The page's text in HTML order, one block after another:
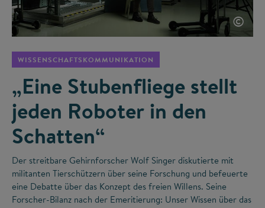
©
WISSENSCHAFTSKOMMUNIKATION
„Eine Stubenfliege stellt
jeden Roboter in den
Schatten“
Der streitbare Gehirnforscher Wolf Singer diskutierte mit
militanten Tierschützern über seine Forschung und befeuerte
eine Debatte über das Konzept des freien Willens. Seine
Forscher-Bilanz nach der Emeritierung: Unser Wissen über das